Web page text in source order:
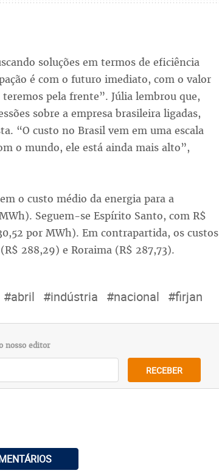
soluções em termos de eficiência
é com o futuro imediato, com o valor
pela frente”. Júlia lembrou que,
sobre a empresa brasileira ligadas,
“O custo no Brasil vem em uma escala
o mundo, ele está ainda mais alto”,
o custo médio da energia para a
Seguem-se Espírito Santo, com R$
por MWh). Em contrapartida, os custos
288,29) e Roraima (R$ 287,73).
#abril #indústria #nacional #firjan
nosso editor
RECEBER